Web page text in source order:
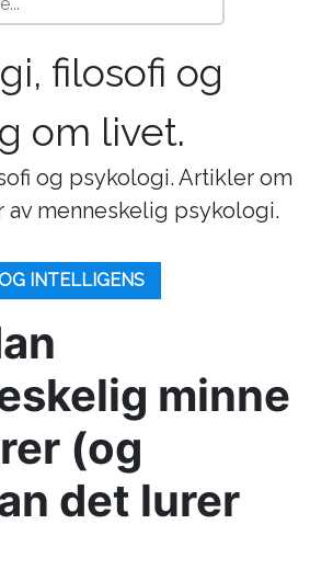
filosofi og
om livet.
og psykologi. Artikler om
av menneskelig psykologi.
INTELLIGENS
minne
(og
det lurer